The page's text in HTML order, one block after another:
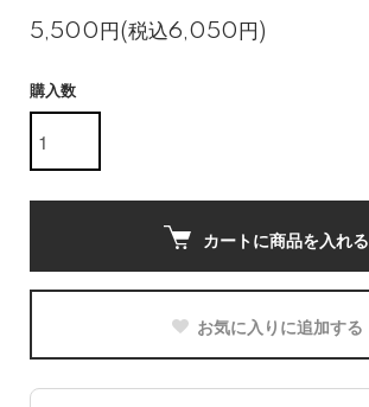
5,500円(税込6,050円)
購入数
カートに商品を入れる
お気に入りに追加する